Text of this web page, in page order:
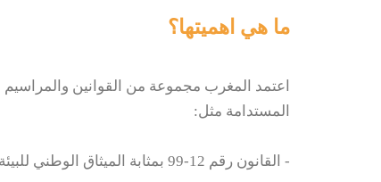
ما هي اهميتها؟
اعتمد المغرب مجموعة من القوانين والمراسيم
المستدامة مثل:
- القانون رقم 12-99 بمثابة الميثاق الوطني للبيئة والتنمية المستدامة.